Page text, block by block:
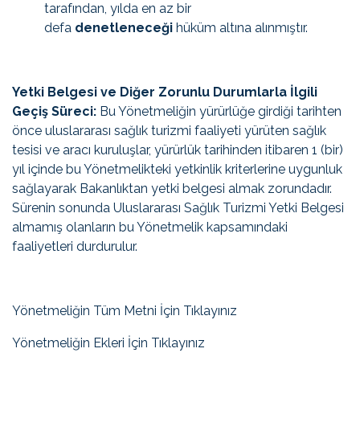
tarafından, yılda en az bir
defa denetleneceği hüküm altına alınmıştır.
Yetki Belgesi ve Diğer Zorunlu Durumlarla İlgili
Geçiş Süreci: Bu Yönetmeliğin yürürlüğe girdiği tarihten
önce uluslararası sağlık turizmi faaliyeti yürüten sağlık
tesisi ve aracı kuruluşlar, yürürlük tarihinden itibaren 1 (bir)
yıl içinde bu Yönetmelikteki yetkinlik kriterlerine uygunluk
sağlayarak Bakanlıktan yetki belgesi almak zorundadır.
Sürenin sonunda Uluslararası Sağlık Turizmi Yetki Belgesi
almamış olanların bu Yönetmelik kapsamındaki
faaliyetleri durdurulur.
Yönetmeliğin Tüm Metni İçin Tıklayınız
Yönetmeliğin Ekleri İçin Tıklayınız